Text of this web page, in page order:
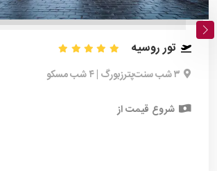
تور روسیه
۳ شب سنت‌پترزبورگ | ۴ شب مسکو
شروع قیمت از